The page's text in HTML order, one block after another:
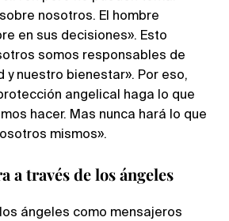
nosotros. El hombre
en sus decisiones». Esto
somos responsables de
y nuestro bienestar». Por eso,
angelical haga lo que
hacer. Mas nunca hará lo que
mismos».
a través de los ángeles
ángeles como mensajeros